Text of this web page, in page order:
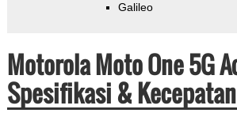
Galileo
Motorola Moto One 5G
Spesifikasi &